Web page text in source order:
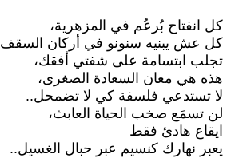
كل انفتاح بُرعُم في المزهرية،
كل عش يبنيه سنونو في أركان السقف
تجلب ابتسامة على شفتي أفقك،
هذه هي معان السعادة الصغرى،
لا تستدعي فلسفة كي لا تضمحل..
لن تسمَع صخب الحياة العابث،
ايقاع هادئ فقط
يعبر نهارك كنسيم عبر حبال الغسيل..